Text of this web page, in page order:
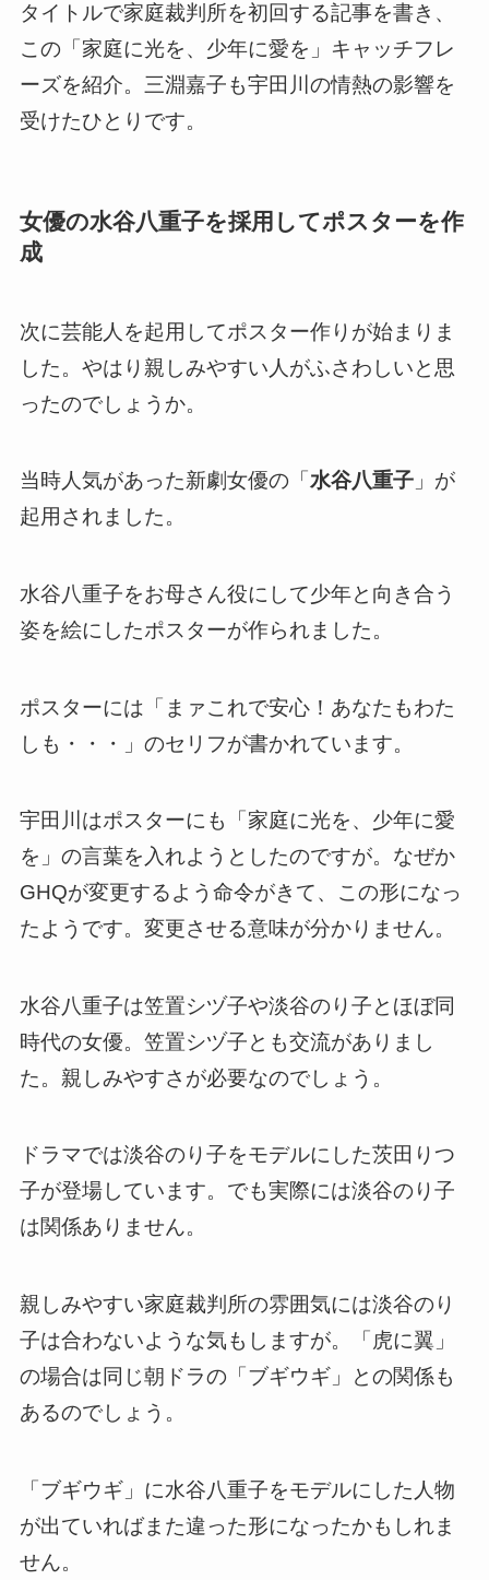
タイトルで家庭裁判所を初回する記事を書き、
この「家庭に光を、少年に愛を」キャッチフレ
ーズを紹介。三淵嘉子も宇田川の情熱の影響を
受けたひとりです。
女優の水谷八重子を採用してポスターを作
成
次に芸能人を起用してポスター作りが始まりま
した。やはり親しみやすい人がふさわしいと思
ったのでしょうか。
当時人気があった新劇女優の「 水谷八重子」が
起用されました。
水谷八重子をお母さん役にして少年と向き合う
姿を絵にしたポスターが作られました。
ポスターには「まァこれで安心！あなたもわた
しも・・・」のセリフが書かれています。
宇田川はポスターにも「家庭に光を、少年に愛
を」の言葉を入れようとしたのですが。なぜか
GHQが変更するよう命令がきて、この形になっ
たようです。変更させる意味が分かりません。
水谷八重子は笠置シヅ子や淡谷のり子とほぼ同
時代の女優。笠置シヅ子とも交流がありまし
た。親しみやすさが必要なのでしょう。
ドラマでは淡谷のり子をモデルにした茨田りつ
子が登場しています。でも実際には淡谷のり子
は関係ありません。
親しみやすい家庭裁判所の雰囲気には淡谷のり
子は合わないような気もしますが。「虎に翼」
の場合は同じ朝ドラの「ブギウギ」との関係も
あるのでしょう。
「ブギウギ」に水谷八重子をモデルにした人物
が出ていればまた違った形になったかもしれま
せん。